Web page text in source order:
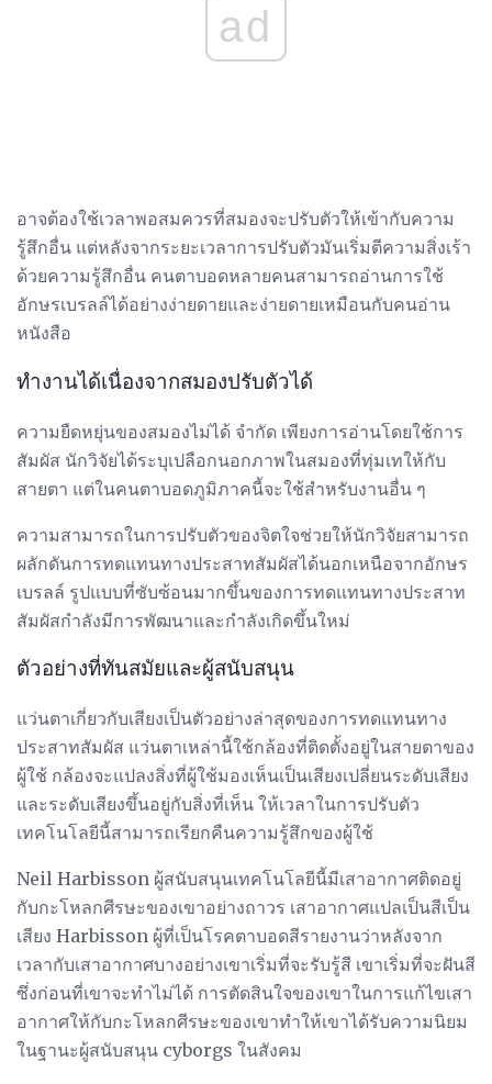
ad
อาจต้องใช้เวลาพอสมควรที่สมองจะปรับตัวให้เข้ากับความ
รู้สึกอื่น แต่หลังจากระยะเวลาการปรับตัวมันเริ่มตีความสิ่งเร้า
ด้วยความรู้สึกอื่น คนตาบอดหลายคนสามารถอ่านการใช้
อักษรเบรลล์ได้อย่างง่ายดายและง่ายดายเหมือนกับคนอ่าน
หนังสือ
ทำงานได้เนื่องจากสมองปรับตัวได้
ความยืดหยุ่นของสมองไม่ได้ จำกัด เพียงการอ่านโดยใช้การ
สัมผัส นักวิจัยได้ระบุเปลือกนอกภาพในสมองที่ทุ่มเทให้กับ
สายตา แต่ในคนตาบอดภูมิภาคนี้จะใช้สำหรับงานอื่น ๆ
ความสามารถในการปรับตัวของจิตใจช่วยให้นักวิจัยสามารถ
ผลักดันการทดแทนทางประสาทสัมผัสได้นอกเหนือจากอักษร
เบรลล์ รูปแบบที่ซับซ้อนมากขึ้นของการทดแทนทางประสาท
สัมผัสกำลังมีการพัฒนาและกำลังเกิดขึ้นใหม่
ตัวอย่างที่ทันสมัยและผู้สนับสนุน
แว่นตาเกี่ยวกับเสียงเป็นตัวอย่างล่าสุดของการทดแทนทาง
ประสาทสัมผัส แว่นตาเหล่านี้ใช้กล้องที่ติดตั้งอยู่ในสายตาของ
ผู้ใช้ กล้องจะแปลงสิ่งที่ผู้ใช้มองเห็นเป็นเสียงเปลี่ยนระดับเสียง
และระดับเสียงขึ้นอยู่กับสิ่งที่เห็น ให้เวลาในการปรับตัว
เทคโนโลยีนี้สามารถเรียกคืนความรู้สึกของผู้ใช้
Neil Harbisson ผู้สนับสนุนเทคโนโลยีนี้มีเสาอากาศติดอยู่
กับกะโหลกศีรษะของเขาอย่างถาวร เสาอากาศแปลเป็นสีเป็น
เสียง Harbisson ผู้ที่เป็นโรคตาบอดสีรายงานว่าหลังจาก
เวลากับเสาอากาศบางอย่างเขาเริ่มที่จะรับรู้สี เขาเริ่มที่จะฝันสี
ซึ่งก่อนที่เขาจะทำไม่ได้ การตัดสินใจของเขาในการแก้ไขเสา
อากาศให้กับกะโหลกศีรษะของเขาทำให้เขาได้รับความนิยม
ในฐานะผู้สนับสนุน cyborgs ในสังคม